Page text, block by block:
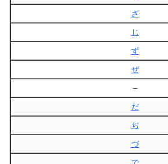
ざ
じ
ず
ぜ
–
だ
ぢ
づ